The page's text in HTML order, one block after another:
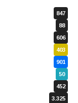
847
88
606
403
901
50
452
3.325